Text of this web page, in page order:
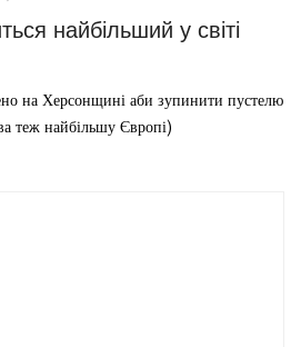
найбільший у світі
на Херсонщині аби зупинити пустелю
теж найбільшу Європі)